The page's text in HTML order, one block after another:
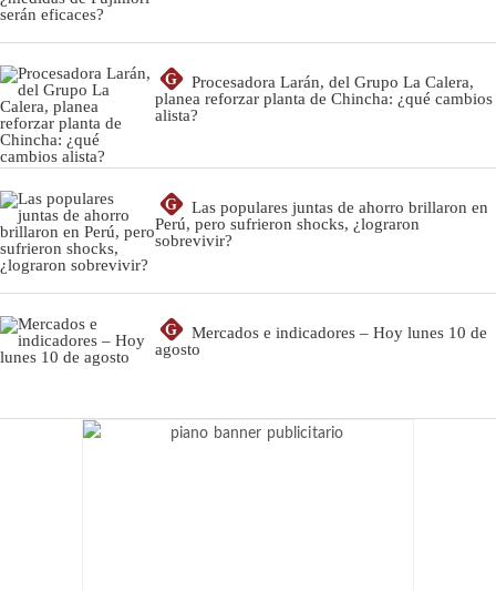
G
Procesadora Larán, del Grupo La Calera,
planea reforzar planta de Chincha: ¿qué cambios
alista?
G
Las populares juntas de ahorro brillaron en
Perú, pero sufrieron shocks, ¿lograron
sobrevivir?
G
Mercados e indicadores – Hoy lunes 10 de
agosto